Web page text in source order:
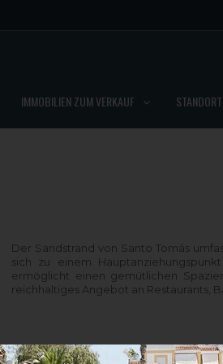
IMMOBILIEN ZUM VERKAUF
Der Sandstrand von Santo Tomás
sich zu einem
ermöglicht einen gemütlichen
reichhaltiges Angebot an Restaurants,